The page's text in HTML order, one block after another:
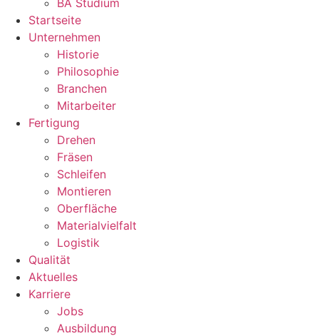
BA Studium
Startseite
Unternehmen
Historie
Philosophie
Branchen
Mitarbeiter
Fertigung
Drehen
Fräsen
Schleifen
Montieren
Oberfläche
Materialvielfalt
Logistik
Qualität
Aktuelles
Karriere
Jobs
Ausbildung